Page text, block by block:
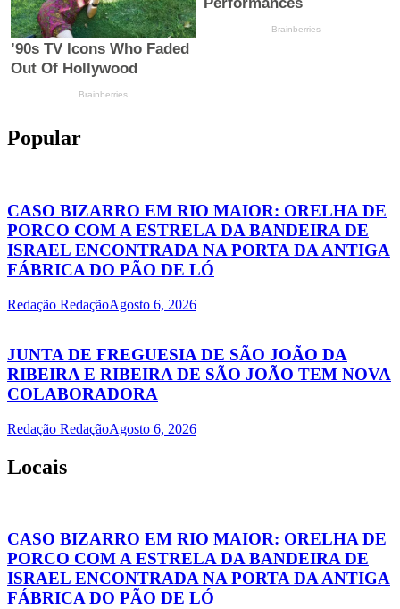
Popular
CASO BIZARRO EM RIO MAIOR: ORELHA DE
PORCO COM A ESTRELA DA BANDEIRA DE
ISRAEL ENCONTRADA NA PORTA DA ANTIGA
FÁBRICA DO PÃO DE LÓ
Redação RedaçãoAgosto 6, 2026
JUNTA DE FREGUESIA DE SÃO JOÃO DA
RIBEIRA E RIBEIRA DE SÃO JOÃO TEM NOVA
COLABORADORA
Redação RedaçãoAgosto 6, 2026
Locais
CASO BIZARRO EM RIO MAIOR: ORELHA DE
PORCO COM A ESTRELA DA BANDEIRA DE
ISRAEL ENCONTRADA NA PORTA DA ANTIGA
FÁBRICA DO PÃO DE LÓ